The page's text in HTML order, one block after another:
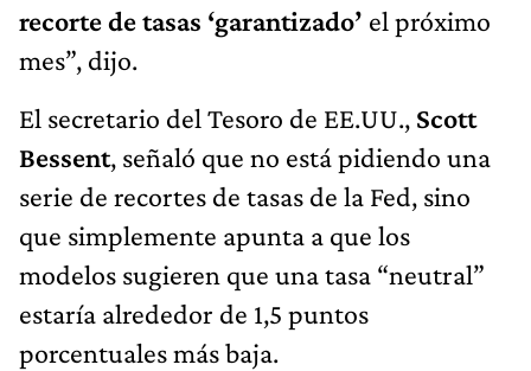
recorte de tasas ‘garantizado’ el próximo
mes”, dijo.
El secretario del Tesoro de EE.UU., Scott
Bessent, señaló que no está pidiendo una
serie de recortes de tasas de la Fed, sino
que simplemente apunta a que los
modelos sugieren que una tasa “neutral”
estaría alrededor de 1,5 puntos
porcentuales más baja.